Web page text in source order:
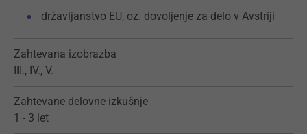
državljanstvo EU, oz. dovoljenje za delo v Avstriji
Zahtevana izobrazba
III., IV., V.
Zahtevane delovne izkušnje
1 - 3 let